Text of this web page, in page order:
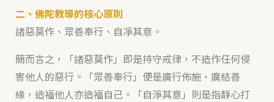
二、佛陀教導的核心原則
諸惡莫作、眾善奉行、自凈其意。
簡而言之，「諸惡莫作」即是持守戒律，不造作任何侵
害他人的惡行。「眾善奉行」便是廣行佈施，廣結善
緣，造福他人亦造福自己。「自淨其意」則是指靜心打